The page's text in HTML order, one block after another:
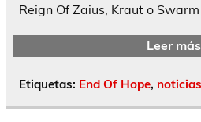
Reign Of Zaius, Kraut o
Leer más
Etiquetas: End Of Hope, noticias